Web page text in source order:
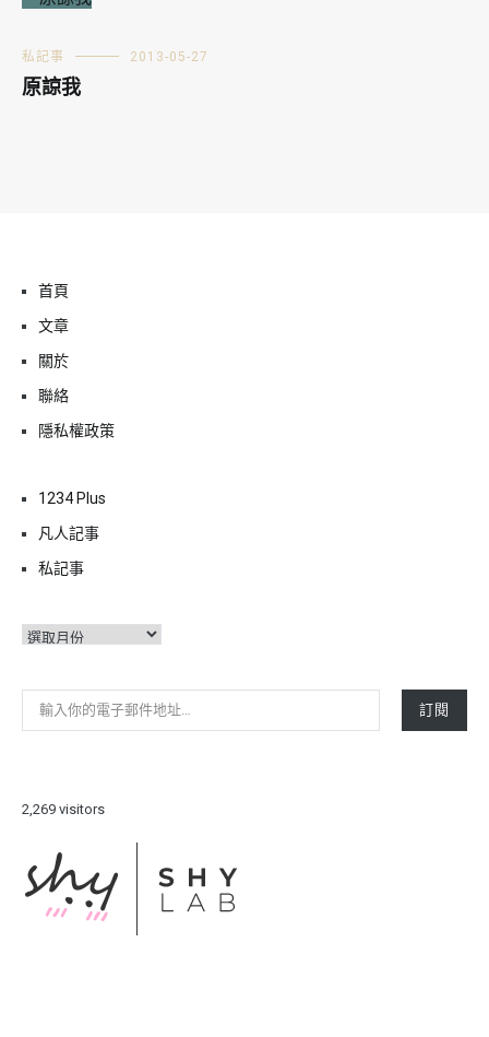
私記事 2013-05-27
原諒我
首頁
文章
關於
聯絡
隱私權政策
1234 Plus
凡人記事
私記事
彙
輸入你的電子郵件地址…
訂閱
2,269 visitors